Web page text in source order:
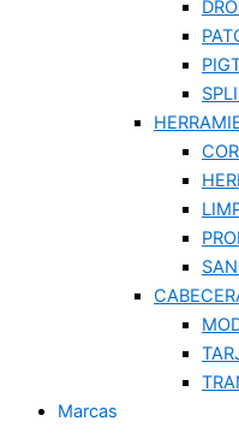
Marcas